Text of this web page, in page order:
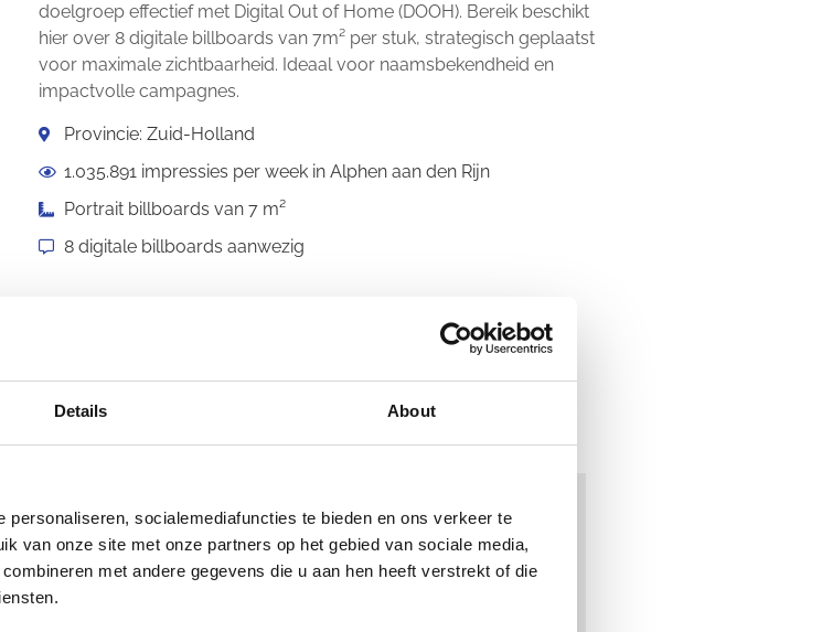
Details About
socialemediafuncties te bieden en ons verkeer te
van onze site met onze partners op het gebied van sociale media,
met andere gegevens die u aan hen heeft verstrekt of die
doelgroep effectief met Digital Out of Home (DOOH). Bereik beschikt
hier over 8 digitale billboards van 7m² per stuk, strategisch geplaatst
voor maximale zichtbaarheid. Ideaal voor naamsbekendheid en
impactvolle campagnes.
Provincie: Zuid-Holland
1.035.891 impressies per week in Alphen aan den Rijn
Portrait billboards van 7 m²
8 digitale billboards aanwezig